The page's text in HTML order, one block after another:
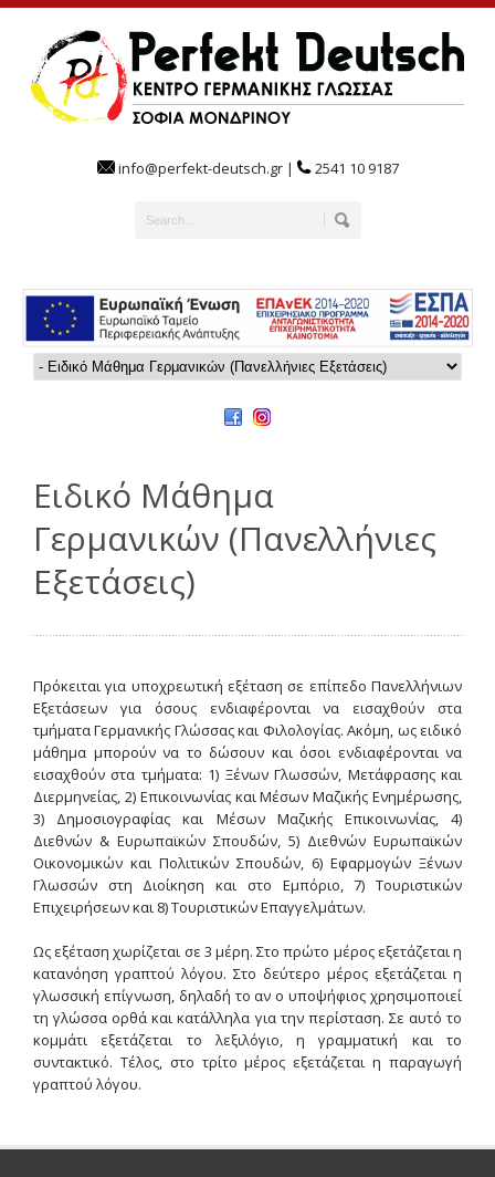
info@perfekt-deutsch.gr | 2541 10 9187
Ειδικό Μάθημα
Γερμανικών (Πανελλήνιες
Εξετάσεις)
Πρόκειται για υποχρεωτική εξέταση σε επίπεδο Πανελλήνιων
Εξετάσεων για όσους ενδιαφέρονται να εισαχθούν στα
τμήματα Γερμανικής Γλώσσας και Φιλολογίας. Ακόμη, ως ειδικό
μάθημα μπορούν να το δώσουν και όσοι ενδιαφέρονται να
εισαχθούν στα τμήματα: 1) Ξένων Γλωσσών, Μετάφρασης και
Διερμηνείας, 2) Επικοινωνίας και Μέσων Μαζικής Ενημέρωσης,
3) Δημοσιογραφίας και Μέσων Μαζικής Επικοινωνίας, 4)
Διεθνών & Ευρωπαϊκών Σπουδών, 5) Διεθνών Ευρωπαϊκών
Οικονομικών και Πολιτικών Σπουδών, 6) Εφαρμογών Ξένων
Γλωσσών στη Διοίκηση και στο Εμπόριο, 7) Τουριστικών
Επιχειρήσεων και 8) Τουριστικών Επαγγελμάτων.
Ως εξέταση χωρίζεται σε 3 μέρη. Στο πρώτο μέρος εξετάζεται η
κατανόηση γραπτού λόγου. Στο δεύτερο μέρος εξετάζεται η
γλωσσική επίγνωση, δηλαδή το αν ο υποψήφιος χρησιμοποιεί
τη γλώσσα ορθά και κατάλληλα για την περίσταση. Σε αυτό το
κομμάτι εξετάζεται το λεξιλόγιο, η γραμματική και το
συντακτικό. Τέλος, στο τρίτο μέρος εξετάζεται η παραγωγή
γραπτού λόγου.